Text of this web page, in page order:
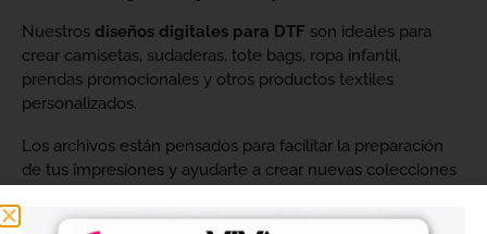
Nuestros diseños digitales para DTF son ideales para
crear camisetas, sudaderas, tote bags, ropa infantil,
prendas promocionales y otros productos textiles
personalizados.
Los archivos están pensados para facilitar la preparación
de tus impresiones y ayudarte a crear nuevas colecciones
tendrás que adaptar el tamaño a tus necesidades, preparar